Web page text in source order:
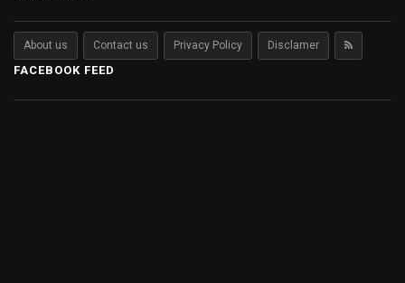
About us Contact us Privacy Policy Disclamer
FACEBOOK FEED